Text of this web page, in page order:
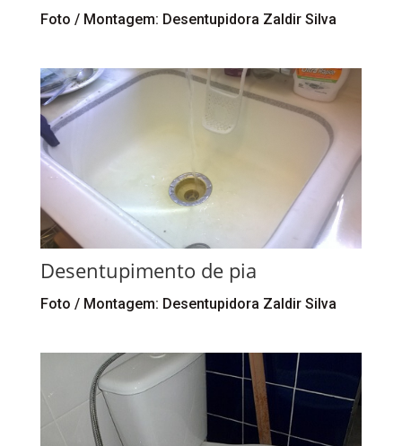
Foto / Montagem: Desentupidora Zaldir Silva
Desentupimento de pia
Foto / Montagem: Desentupidora Zaldir Silva